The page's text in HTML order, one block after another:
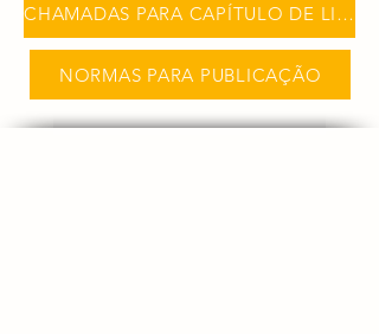
CHAMADAS PARA CAPÍTULO DE LIVRO
NORMAS PARA PUBLICAÇÃO